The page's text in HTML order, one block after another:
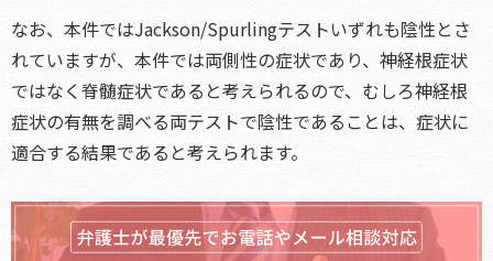
なお、本件ではJackson/Spurlingテストいずれも陰性とさ
れていますが、本件では両側性の症状であり、神経根症状
ではなく脊髄症状であると考えられるので、むしろ神経根
症状の有無を調べる両テストで陰性であることは、症状に
適合する結果であると考えられます。